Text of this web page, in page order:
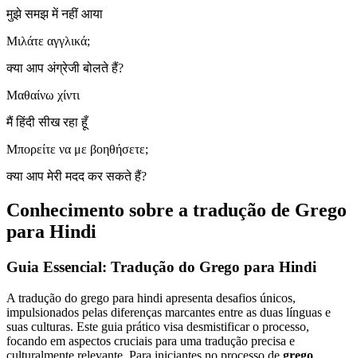
मुझे समझ में नहीं आया
Μιλάτε αγγλικά;
क्या आप अंग्रेजी बोलते हैं?
Μαθαίνω χίντι
मैं हिंदी सीख रहा हूँ
Μπορείτε να με βοηθήσετε;
क्या आप मेरी मदद कर सकते हैं?
Conhecimento sobre a tradução de Grego
para Hindi
Guia Essencial: Tradução do Grego para Hindi
A tradução do grego para hindi apresenta desafios únicos,
impulsionados pelas diferenças marcantes entre as duas línguas e
suas culturas. Este guia prático visa desmistificar o processo,
focando em aspectos cruciais para uma tradução precisa e
culturalmente relevante. Para iniciantes no processo de grego